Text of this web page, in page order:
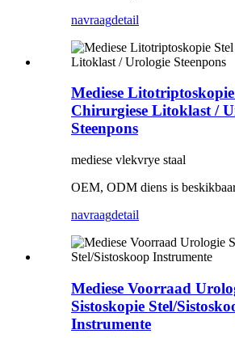
navraagdetail
Mediese
Chirurgiese Litoklast /
Steenpons
mediese vlekvrye staal
OEM, ODM diens is
navraagdetail
Mediese Voorraad
Sistoskopie Stel/
Instrumente